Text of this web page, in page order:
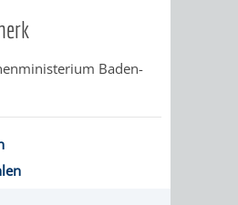
Baden-